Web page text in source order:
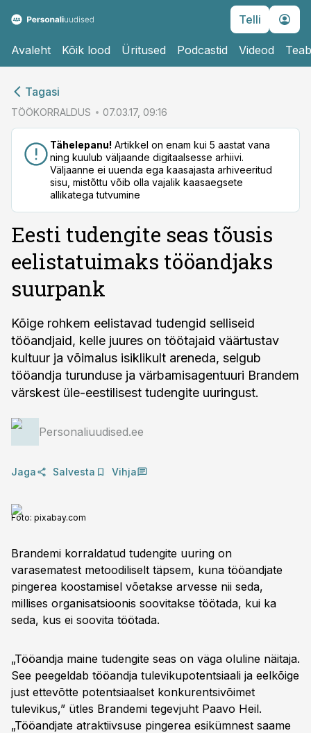
Telli
Avaleht Kõik lood Üritused Podcastid Videod
Tagasi
TÖÖKORRALDUS 07.03.17, 09:16
Tähelepanu! Artikkel on enam kui 5 aastat vana
ning kuulub väljaande digitaalsesse arhiivi.
Väljaanne ei uuenda ega kaasajasta arhiveeritud
sisu, mistõttu võib olla vajalik kaasaegsete
allikatega tutvumine
Eesti tudengite seas tõusis
eelistatuimaks tööandjaks
suurpank
Kõige rohkem eelistavad tudengid selliseid
tööandjaid, kelle juures on töötajaid väärtustav
kultuur ja võimalus isiklikult areneda, selgub
tööandja turunduse ja värbamisagentuuri Brandem
värskest üle-eestilisest tudengite uuringust.
Personaliuudised.ee
Jaga Salvesta Vihja
Foto: pixabay.com
Brandemi korraldatud tudengite uuring on
varasematest metoodiliselt täpsem, kuna tööandjate
pingerea koostamisel võetakse arvesse nii seda,
millises organisatsioonis soovitakse töötada, kui ka
seda, kus ei soovita töötada.
„Tööandja maine tudengite seas on väga oluline näitaja.
See peegeldab tööandja tulevikupotentsiaali ja eelkõige
just ettevõtte potentsiaalset konkurentsivõimet
tulevikus,” ütles Brandemi tegevjuht Paavo Heil.
„Tööandjate atraktiivsuse pingerea esikümnest saame